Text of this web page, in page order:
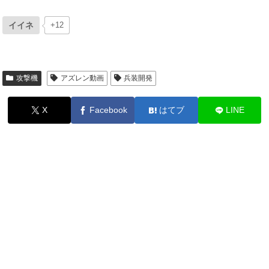
イイネ +12
攻撃機 アズレン動画 兵装開発
X Facebook はてブ LINE